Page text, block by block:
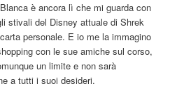
è ancora lì che mi guarda con
stivali del Disney attuale di Shrek
personale. E io me la immagino
con le sue amiche sul corso,
un limite e non sarà
a tutti i suoi desideri.